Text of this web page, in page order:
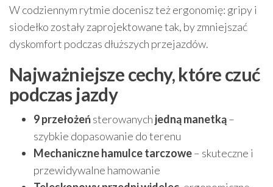
W codziennym rytmie docenisz też ergonomię: gripy i
siodełko zostały zaprojektowane tak, by zmniejszać
dyskomfort podczas dłuższych przejazdów.
Najważniejsze cechy, które czuć
podczas jazdy
9 przełożeństerowanych jedną manetką–
szybkie dopasowanie do terenu
Mechaniczne hamulce tarczowe– skuteczne i
przewidywalne hamowanie